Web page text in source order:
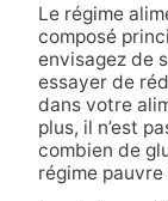
Le régime
composé
envisagez de
essayer de
dans votre
plus, il n’est
combien de
régime